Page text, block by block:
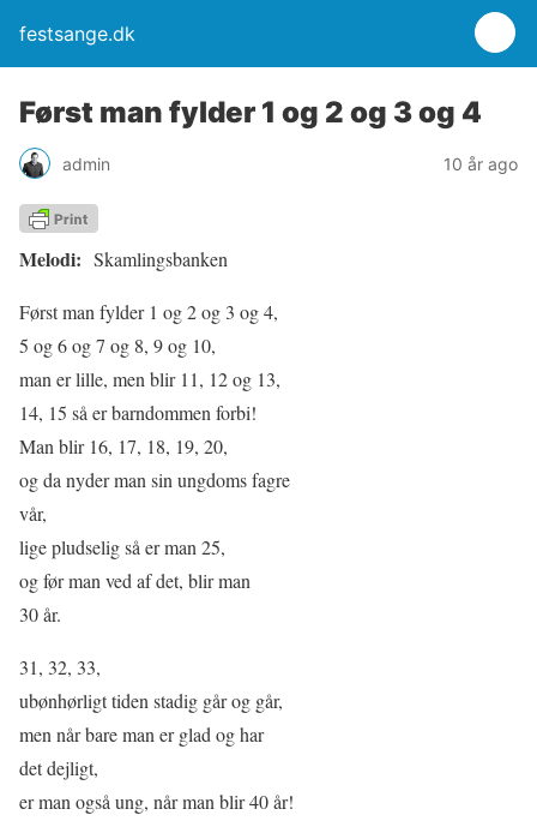
festsange.dk
Først man fylder 1 og 2 og 3 og 4
admin 10 år ago
Melodi: Skamlingsbanken
Først man fylder 1 og 2 og 3 og 4,
5 og 6 og 7 og 8, 9 og 10,
man er lille, men blir 11, 12 og 13,
14, 15 så er barndommen forbi!
Man blir 16, 17, 18, 19, 20,
og da nyder man sin ungdoms fagre
vår,
lige pludselig så er man 25,
og før man ved af det, blir man
30 år.
31, 32, 33,
ubønhørligt tiden stadig går og går,
men når bare man er glad og har
det dejligt,
er man også ung, når man blir 40 år!